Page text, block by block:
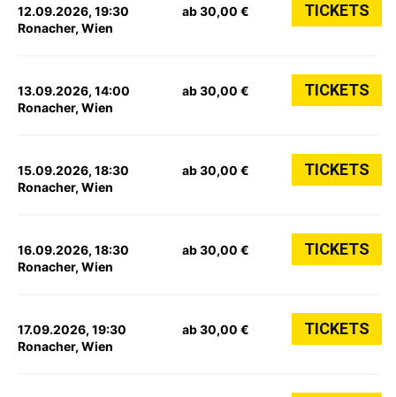
12.09.2026, 19:30
Ronacher, Wien
ab 30,00 € TICKETS
13.09.2026, 14:00
Ronacher, Wien
ab 30,00 € TICKETS
15.09.2026, 18:30
Ronacher, Wien
ab 30,00 € TICKETS
16.09.2026, 18:30
Ronacher, Wien
ab 30,00 € TICKETS
17.09.2026, 19:30
Ronacher, Wien
ab 30,00 € TICKETS